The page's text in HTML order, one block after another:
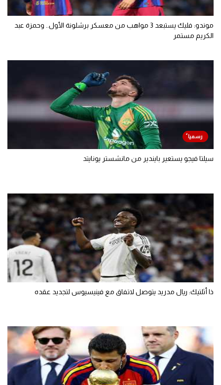
موندو: فليك يستبعد 3 مواهب من معسكر برشلونة الأول.. وحمزة عبد
الكريم مستمر
سيلتا فيجو يستعير بايندير من مانشستر يونايتد
ذا أثلتيك: ريال مدريد يتوصل لاتفاق مع فينيسيوس لتجديد عقده